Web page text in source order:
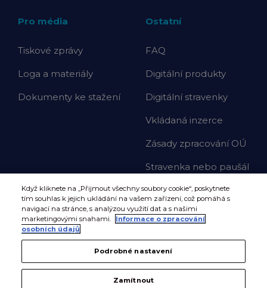
Pro média
Tiskové zprávy
Loga a materiály
Dokumenty ke stažení
Ostatní
FAQ
Digitální produkty
Digitální stravenky
Vkládaná inzerce
Zásady zpracování OÚ
Stravenka nebo paušál
Když kliknete na „Přijmout všechny soubory cookie“, poskytnete
tím souhlas k jejich ukládání na vašem zařízení, což pomáhá s
navigací na stránce, s analýzou využití dat a s našimi
marketingovými snahami.
Informace o zpracování
osobních údajů
Podrobné nastavení
Zamítnout